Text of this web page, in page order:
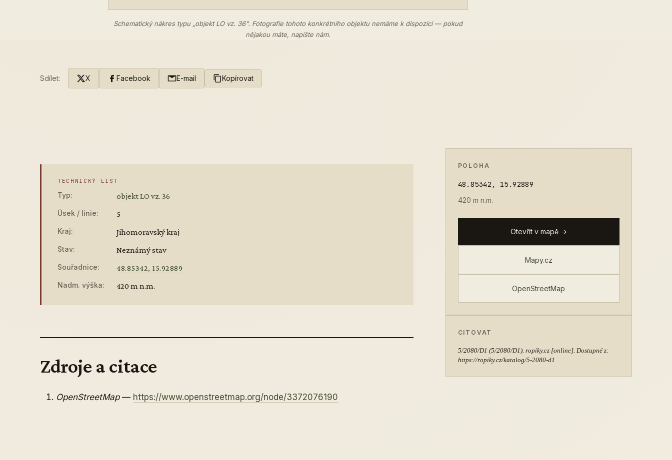
Schematický nákres typu „objekt LO vz. 36". Fotografie tohoto konkrétního objektu nemáme k dispozici — pokud
nějakou máte, napište nám.
Sdílet: X Facebook E-mail Kopírovat
TECHNICKÝ LIST
Typ: objekt LO vz. 36
Úsek / linie: 5
Kraj: Jihomoravský kraj
Stav: Neznámý stav
Souřadnice: 48.85342, 15.92889
Nadm. výška: 420 m n.m.
Zdroje a citace
OpenStreetMap— https://www.openstreetmap.org/node/3372076190
POLOHA
48.85342, 15.92889
420 m n.m.
Otevřít v mapě →
Mapy.cz
OpenStreetMap
CITOVAT
5/2080/D1 (5/2080/D1). ropiky.cz [online]. Dostupné z:
https://ropiky.cz/katalog/5-2080-d1